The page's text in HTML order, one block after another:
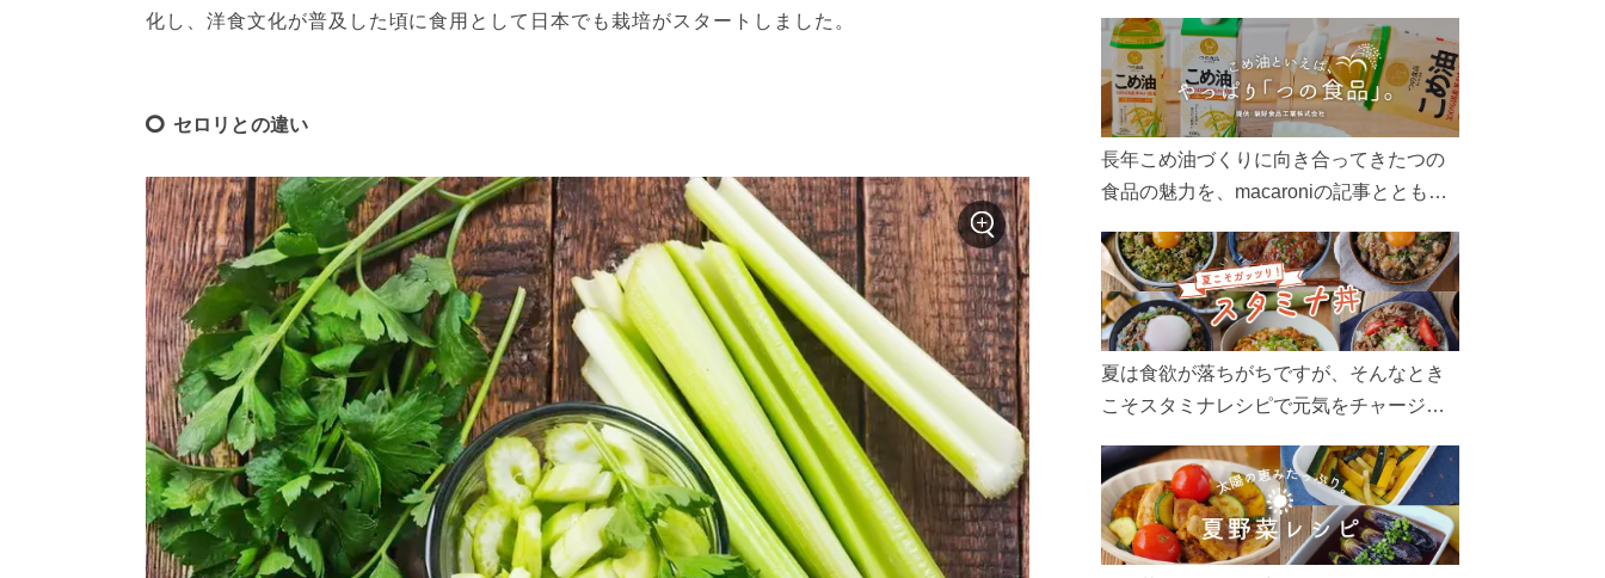
化し、洋食文化が普及した頃に食用として日本でも栽培がスタートしました。
セロリとの違い
長年こめ油づくりに向き合ってきたつの
食品の魅力を、macaroniの記事とともに
ん、製造現場や品質へのこだわりまで。
こめ油をもっと好きになるコンテンツを
ぜひお楽しみください。
夏は食欲が落ちがちですが、そんなとき
こそスタミナレシピで元気をチャージ！
リ食べて、夏バテを吹き飛ばしましょ
う！